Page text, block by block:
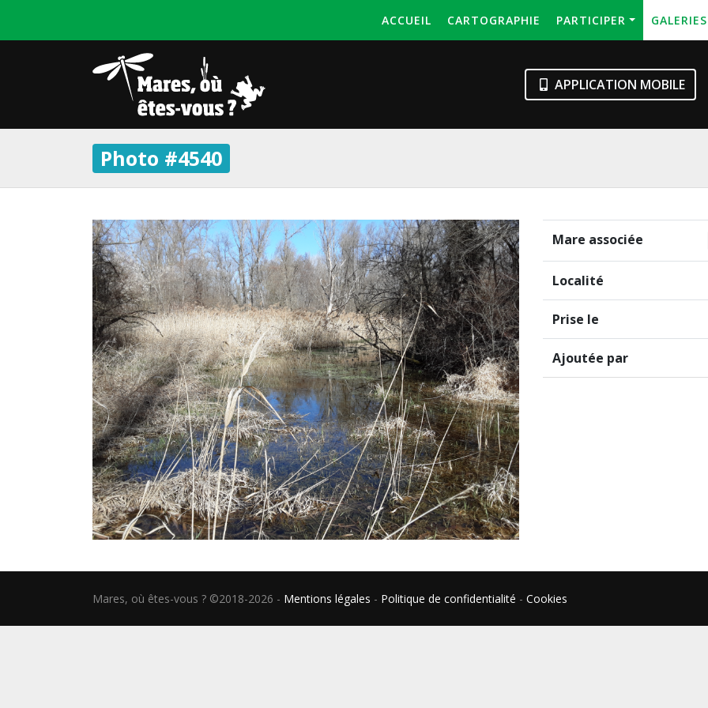
ACCUEIL CARTOGRAPHIE PARTICIPER
APPLICATION MOBILE
Photo #4540
Mare associée
Localité
Prise le
Ajoutée par
Mares, où êtes-vous ? ©2018-2026 - Mentions légales - Politique de confidentialité - Cookies